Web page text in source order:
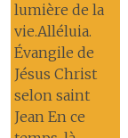
lumière de la
vie.Alléluia.
Évangile de
Jésus Christ
selon saint
Jean En ce